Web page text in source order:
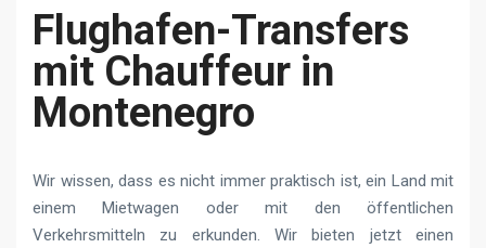
Flughafen-Transfers
mit Chauffeur in
Montenegro
Wir wissen, dass es nicht immer praktisch ist, ein Land mit
einem Mietwagen oder mit den öffentlichen
Verkehrsmitteln zu erkunden. Wir bieten jetzt einen